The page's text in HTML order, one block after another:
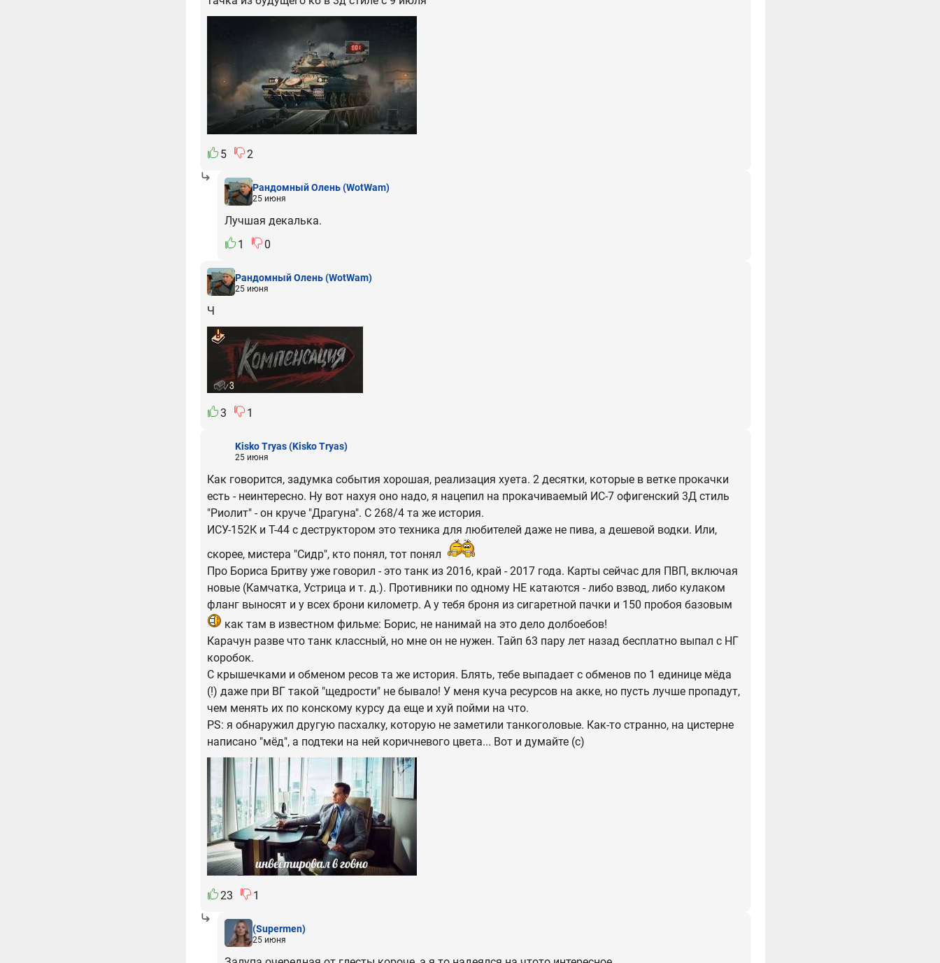
5 2
Рандомный Олень(WotWam)
25 июня
Лучшая декалька.
1
0
Рандомный Олень(WotWam)
25 июня
Ч
3 1
Kisko Tryas(Kisko Tryas)
25 июня
Как говорится, задумка события хорошая, реализация хуета. 2 десятки, которые в ветке прокачки
есть - неинтересно. Ну вот нахуя оно надо, я нацепил на прокачиваемый ИС-7 офигенский 3Д стиль
"Риолит" - он круче "Драгуна". С 268/4 та же история.
ИСУ-152К и Т-44 с деструктором это техника для любителей даже не пива, а дешевой водки. Или,
скорее, мистера "Сидр", кто понял, тот понял
Про Бориса Бритву уже говорил - это танк из 2016, край - 2017 года. Карты сейчас для ПВП, включая
новые (Камчатка, Устрица и т. д.). Противники по одному НЕ катаются - либо взвод, либо кулаком
фланг выносят и у всех брони километр. А у тебя броня из сигаретной пачки и 150 пробоя базовым
как там в известном фильме: Борис, не нанимай на это дело долбоебов!
Карачун разве что танк классный, но мне он не нужен. Тайп 63 пару лет назад бесплатно выпал с НГ
коробок.
С крышечками и обменом ресов та же история. Блять, тебе выпадает с обменов по 1 единице мёда
(!) даже при ВГ такой "щедрости" не бывало! У меня куча ресурсов на акке, но пусть лучше пропадут,
чем менять их по конскому курсу да еще и хуй пойми на что.
PS: я обнаружил другую пасхалку, которую не заметили танкоголовые. Как-то странно, на цистерне
написано "мёд", а подтеки на ней коричневого цвета... Вот и думайте (с)
23 1
(Supermen)
25 июня